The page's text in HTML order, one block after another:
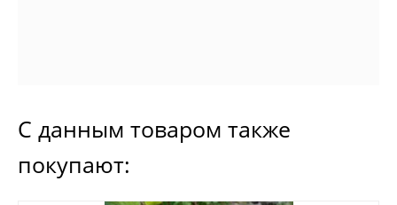
С данным товаром также
покупают: